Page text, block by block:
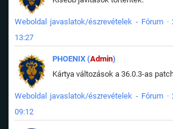
Weboldal javaslatok/észrevételek - Fórum ·
13:27
PHOENIX (Admin)
Weboldal javaslatok/észrevételek - Fórum ·
09:12